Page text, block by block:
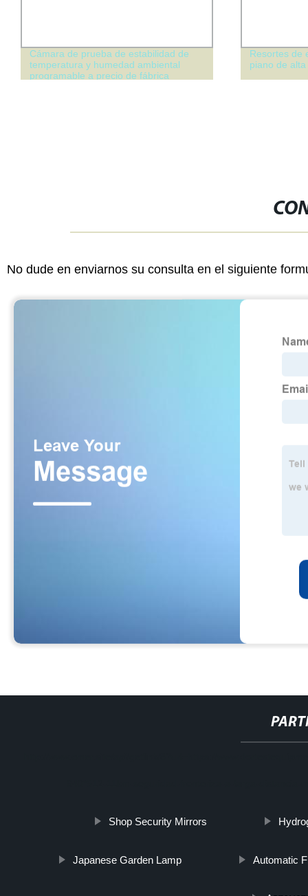
Cámara de prueba de estabilidad de
temperatura y humedad ambiental
programable a precio de fábrica
Resortes de
piano de
No dude en enviarnos su consulta en el siguiente
Shop Security Mirrors
Japanese Garden Lamp Automatic